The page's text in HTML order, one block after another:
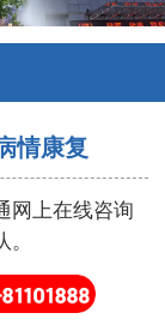
情康复
网上在线咨询